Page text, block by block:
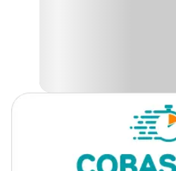
Unissex
Capacidade Diâmetro